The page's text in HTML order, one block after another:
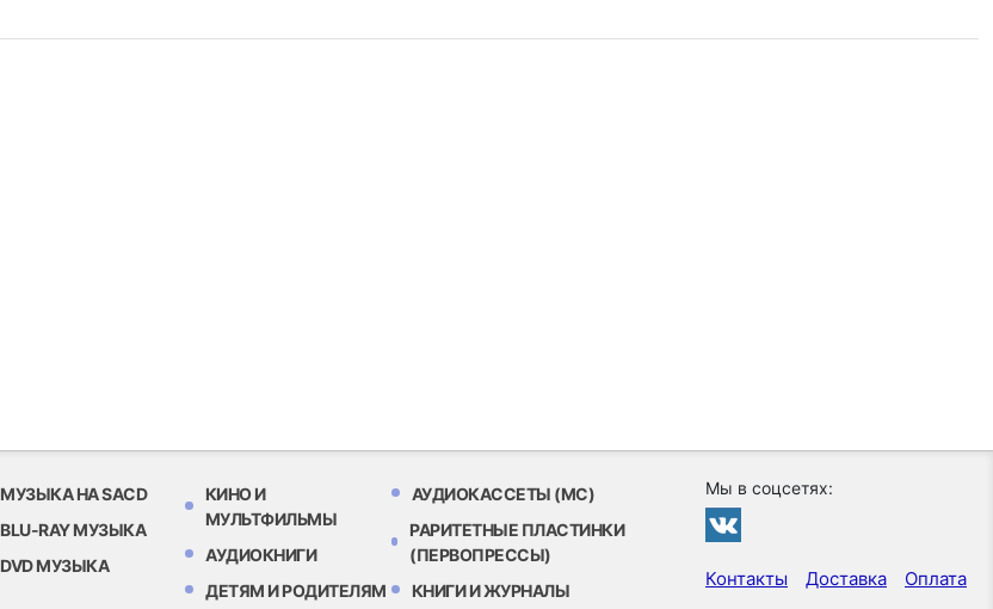
МУЗЫКА НА SACD
BLU-RAY МУЗЫКА
DVD МУЗЫКА
КИНО И
МУЛЬТФИЛЬМЫ
АУДИОКНИГИ
ДЕТЯМ И РОДИТЕЛЯМ
АУДИОКАССЕТЫ (MC)
РАРИТЕТНЫЕ ПЛАСТИНКИ
(ПЕРВОПРЕССЫ)
КНИГИ И ЖУРНАЛЫ
Мы в соцсетях:
Контакты Доставка Оплата